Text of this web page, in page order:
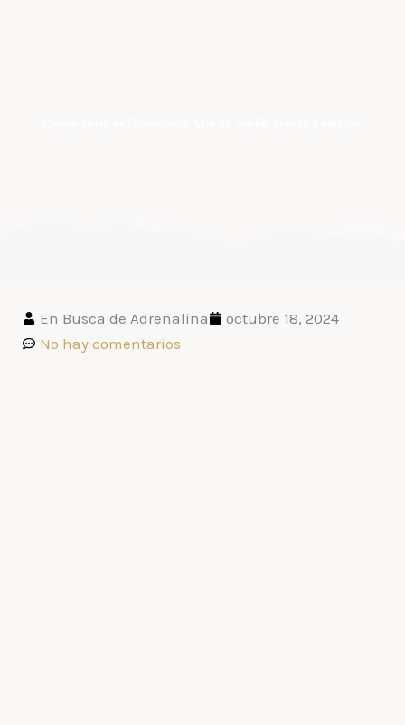
En Busca de Adrenalina
octubre 18, 2024
No hay comentarios